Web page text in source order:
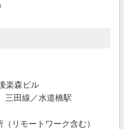
楽森ビル
三田線／水道橋駅
リモートワーク含む）